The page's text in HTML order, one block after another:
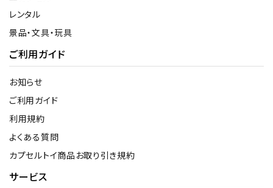
レンタル
景品・文具・玩具
ご利用ガイド
お知らせ
ご利用ガイド
利用規約
よくある質問
カプセルトイ商品お取り引き規約
サービス